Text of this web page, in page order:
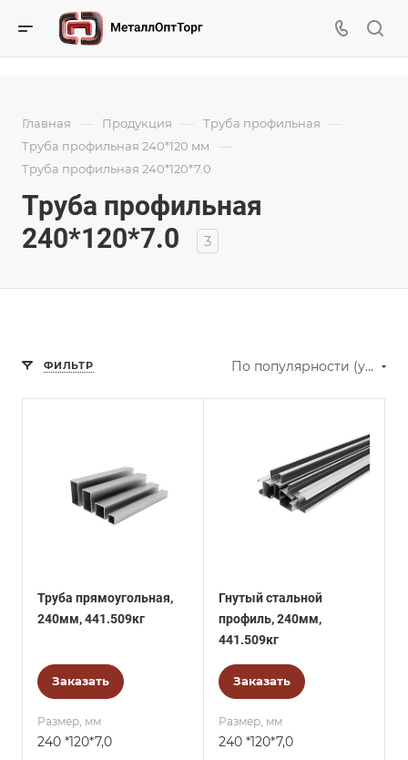
Главная — Продукция — Труба профильная —
Труба профильная 240*120 мм —
Труба профильная 240*120*7.0
Труба профильная
240*120*7.0
3
ФИЛЬТР По популярности (убывание)
Труба прямоугольная,
240мм, 441.509кг
Заказать
Размер, мм
240 *120*7,0
Гнутый стальной
профиль, 240мм,
441.509кг
Заказать
Размер, мм
240 *120*7,0